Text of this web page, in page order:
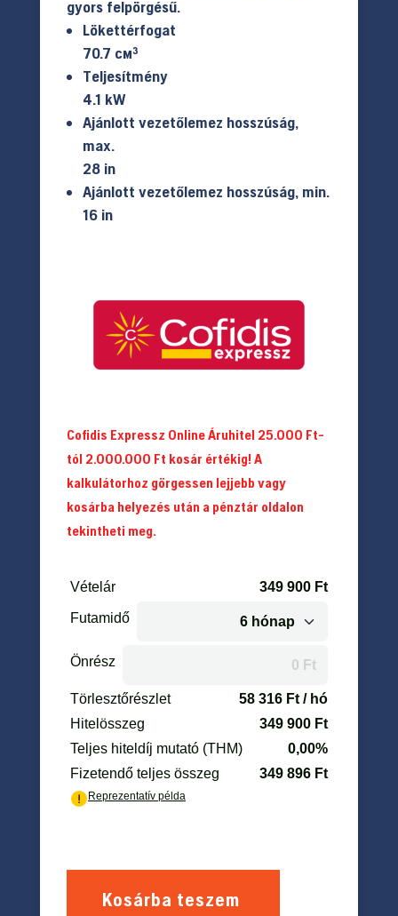
gyors felpörgésű.
Lökettérfogat
70.7 см³
Teljesítmény
4.1 kW
Ajánlott vezetőlemez hosszúság,
max.
28 in
Ajánlott vezetőlemez hosszúság, min.
16 in
Cofidis Expressz Online Áruhitel 25.000 Ft-
tól 2.000.000 Ft kosár értékig! A
kalkulátorhoz görgessen lejjebb vagy
kosárba helyezés után a pénztár oldalon
tekintheti meg.
Kosárba teszem